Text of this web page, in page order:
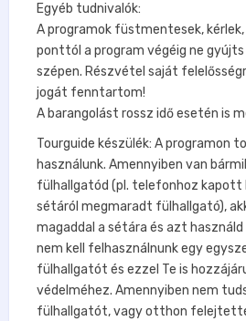
Egyéb tudnivalók:
A programok füstmentesek,
ponttól a program végéig ne gyújts
szépen. Részvétel saját
jogát fenntartom!
A barangolást rossz idő esetén is
Tourguide készülék: A programon
használunk. Amennyiben van
fülhallgatód (pl. telefonhoz kapott
sétáról megmaradt fülhallgató),
magaddal a sétára és azt használd
nem kell felhasználnunk egy
fülhallgatót és ezzel Te is
védelméhez. Amennyiben nem
fülhallgatót, vagy otthon